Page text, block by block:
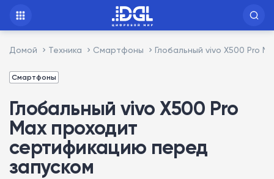
Домой Техника Смартфоны Глобальный vivo X500 Pro
Смартфоны
Глобальный vivo X500 Pro
Max проходит
сертификацию перед
запуском